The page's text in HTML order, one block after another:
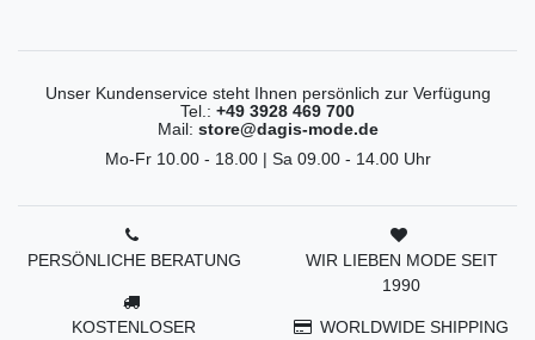
Unser Kundenservice steht Ihnen persönlich zur Verfügung
Tel.: +49 3928 469 700
Mail: store@dagis-mode.de
Mo-Fr 10.00 - 18.00 | Sa 09.00 - 14.00 Uhr
PERSÖNLICHE BERATUNG
KOSTENLOSER
WIR LIEBEN MODE SEIT
1990
WORLDWIDE SHIPPING